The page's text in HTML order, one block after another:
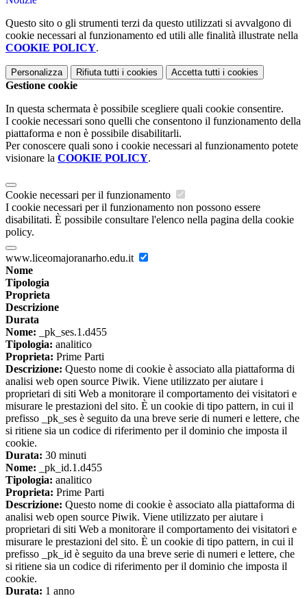
Questo sito o gli strumenti terzi da questo utilizzati si avvalgono di
cookie necessari al funzionamento ed utili alle finalità illustrate nella
COOKIE POLICY.
Personalizza Rifiuta tutti i cookies Accetta tutti i cookies
Gestione cookie
In questa schermata è possibile scegliere quali cookie consentire.
I cookie necessari sono quelli che consentono il funzionamento della
piattaforma e non è possibile disabilitarli.
Per conoscere quali sono i cookie necessari al funzionamento potete
visionare la COOKIE POLICY.
Cookie necessari per il funzionamento
I cookie necessari per il funzionamento non possono essere
disabilitati. È possibile consultare l'elenco nella pagina della cookie
policy.
www.liceomajoranarho.edu.it
Nome
Tipologia
Proprieta
Descrizione
Durata
Nome: _pk_ses.1.d455
Tipologia: analitico
Proprieta: Prime Parti
Descrizione: Questo nome di cookie è associato alla piattaforma di
analisi web open source Piwik. Viene utilizzato per aiutare i
proprietari di siti Web a monitorare il comportamento dei visitatori e
misurare le prestazioni del sito. È un cookie di tipo pattern, in cui il
prefisso _pk_ses è seguito da una breve serie di numeri e lettere, che
si ritiene sia un codice di riferimento per il dominio che imposta il
cookie.
Durata: 30 minuti
Nome: _pk_id.1.d455
Tipologia: analitico
Proprieta: Prime Parti
Descrizione: Questo nome di cookie è associato alla piattaforma di
analisi web open source Piwik. Viene utilizzato per aiutare i
proprietari di siti Web a monitorare il comportamento dei visitatori e
misurare le prestazioni del sito. È un cookie di tipo pattern, in cui il
prefisso _pk_id è seguito da una breve serie di numeri e lettere, che
si ritiene sia un codice di riferimento per il dominio che imposta il
cookie.
Durata: 1 anno